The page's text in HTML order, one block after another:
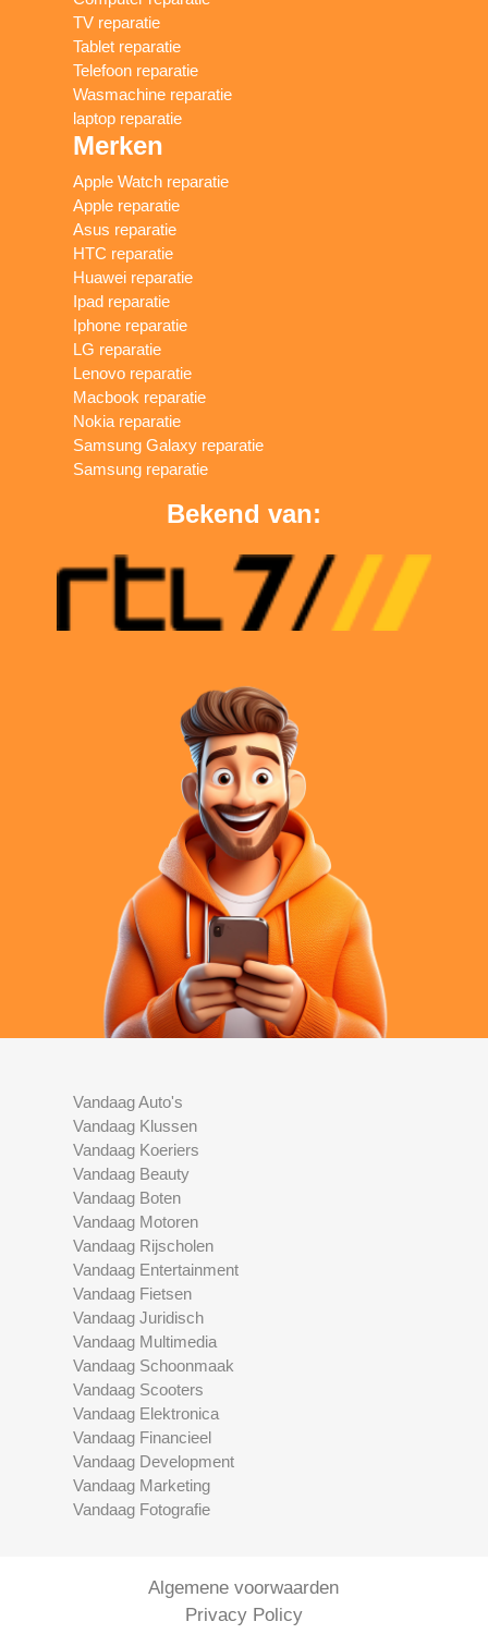
TV reparatie
Tablet reparatie
Telefoon reparatie
Wasmachine reparatie
laptop reparatie
Merken
Apple Watch reparatie
Apple reparatie
Asus reparatie
HTC reparatie
Huawei reparatie
Ipad reparatie
Iphone reparatie
LG reparatie
Lenovo reparatie
Macbook reparatie
Nokia reparatie
Samsung Galaxy reparatie
Samsung reparatie
Bekend van:
Vandaag Auto's
Vandaag Klussen
Vandaag Koeriers
Vandaag Beauty
Vandaag Boten
Vandaag Motoren
Vandaag Rijscholen
Vandaag Entertainment
Vandaag Fietsen
Vandaag Juridisch
Vandaag Multimedia
Vandaag Schoonmaak
Vandaag Scooters
Vandaag Elektronica
Vandaag Financieel
Vandaag Development
Vandaag Marketing
Vandaag Fotografie
Algemene voorwaarden
Privacy Policy